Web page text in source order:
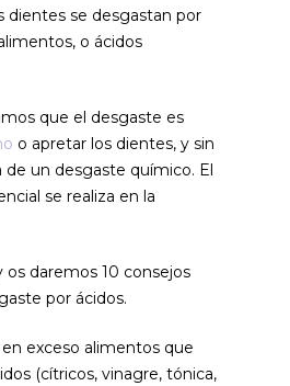
dientes se desgastan por
o ácidos
que el desgaste es
o apretar los dientes, y sin
un desgaste químico. El
se realiza en la
os daremos 10 consejos
por ácidos.
exceso alimentos que
(cítricos, vinagre, tónica,